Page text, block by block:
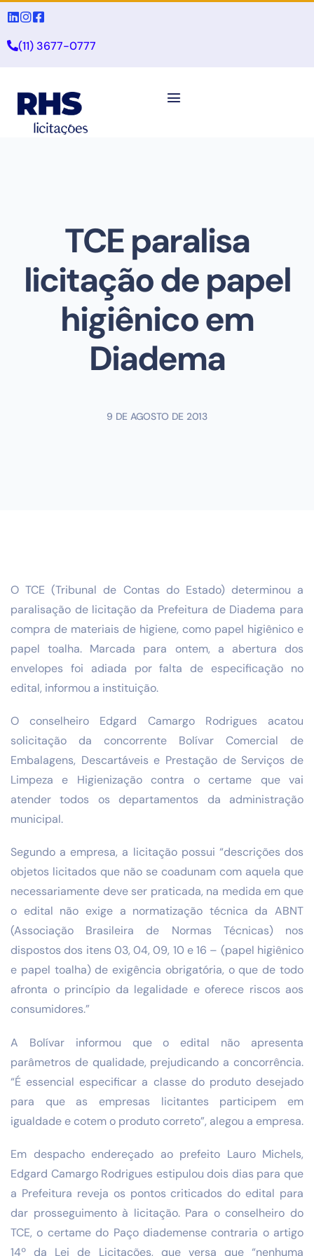
(11) 3677-0777
TCE paralisa
licitação de papel
higiênico em
Diadema
9 DE AGOSTO DE 2013
O TCE (Tribunal de Contas do Estado) determinou a
paralisação de licitação da Prefeitura de Diadema para
compra de materiais de higiene, como papel higiênico e
papel toalha. Marcada para ontem, a abertura dos
envelopes foi adiada por falta de especificação no
edital, informou a instituição.
O conselheiro Edgard Camargo Rodrigues acatou
solicitação da concorrente Bolívar Comercial de
Embalagens, Descartáveis e Prestação de Serviços de
Limpeza e Higienização contra o certame que vai
atender todos os departamentos da administração
municipal.
Segundo a empresa, a licitação possui “descrições dos
objetos licitados que não se coadunam com aquela que
necessariamente deve ser praticada, na medida em que
o edital não exige a normatização técnica da ABNT
(Associação Brasileira de Normas Técnicas) nos
dispostos dos itens 03, 04, 09, 10 e 16 – (papel higiênico
e papel toalha) de exigência obrigatória, o que de todo
afronta o princípio da legalidade e oferece riscos aos
consumidores.”
A Bolívar informou que o edital não apresenta
parâmetros de qualidade, prejudicando a concorrência.
“É essencial especificar a classe do produto desejado
para que as empresas licitantes participem em
igualdade e cotem o produto correto”, alegou a empresa.
Em despacho endereçado ao prefeito Lauro Michels,
Edgard Camargo Rodrigues estipulou dois dias para que
a Prefeitura reveja os pontos criticados do edital para
dar prosseguimento à licitação. Para o conselheiro do
TCE, o certame do Paço diademense contraria o artigo
14º da Lei de Licitações, que versa que “nenhuma